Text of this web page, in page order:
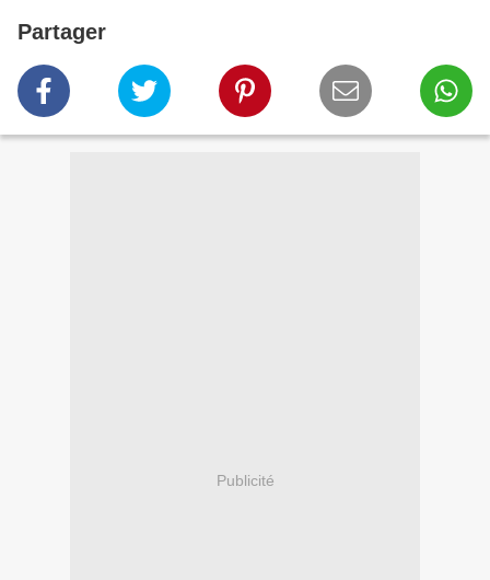
Partager
Publicité